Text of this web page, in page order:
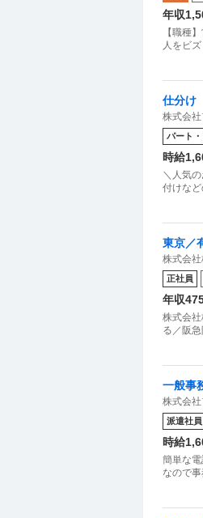
年収
【職種
人をビ
仕分け
株式会
パート
時給
＼人気
付けな
東京／
神GP
株式会
正社員
年収
株式会
る／阪
一般事
株式会社
派遣社員
時給
簡単な
なので